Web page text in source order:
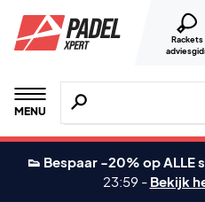
Rackets
MENU
Zoeken naar
👟 Bespaar -20% op ALLE
23:59 - Bekijk